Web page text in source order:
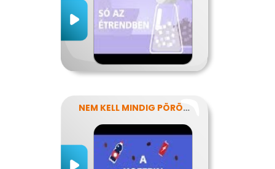
NEM KELL MINDIG PÖRÖGNI